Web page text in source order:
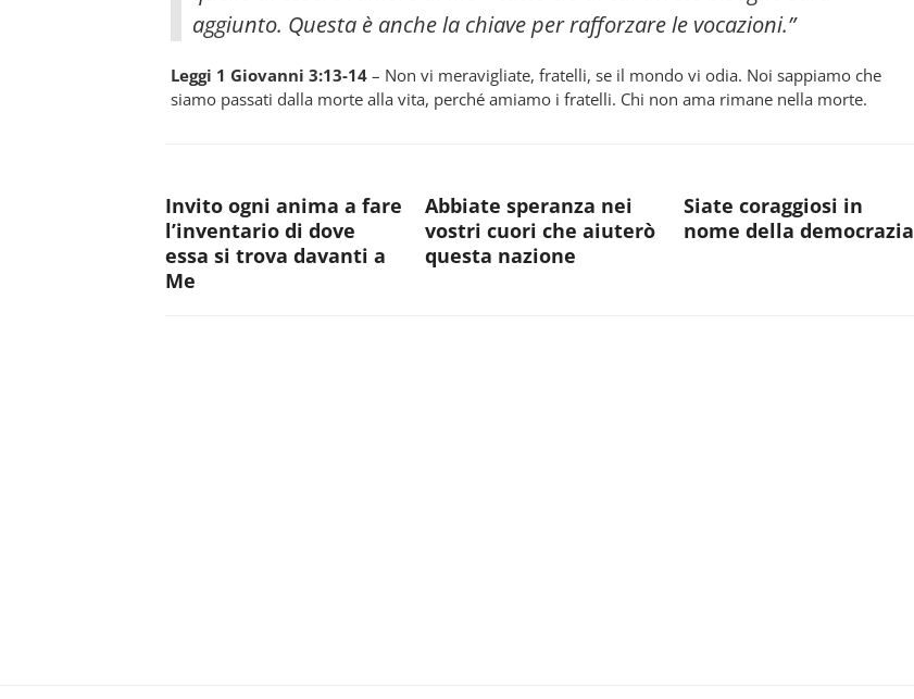
aggiunto. Questa è anche la chiave per rafforzare le vocazioni.”
Leggi 1 Giovanni 3:13-14 – Non vi meravigliate, fratelli, se il mondo vi odia. Noi sappiamo che
siamo passati dalla morte alla vita, perché amiamo i fratelli. Chi non ama rimane nella morte.
Invito ogni anima a fare
l’inventario di dove
essa si trova davanti a
Me
Abbiate speranza nei
vostri cuori che aiuterò
questa nazione
Siate coraggiosi in
nome della democrazia